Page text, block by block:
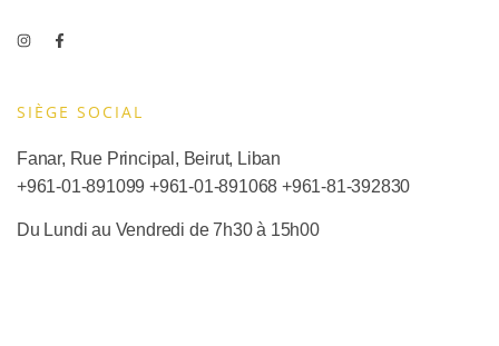
SIÈGE SOCIAL​
Fanar, Rue Principal, Beirut, Liban
+961-01-891099 +961-01-891068+961-81-392830
Du Lundi au Vendredi de 7h30 à 15h00